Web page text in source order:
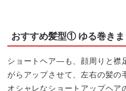
おすすめ髪型① ゆる巻き
ショートヘア―も、顔周りと襟
がらアップさせて、左右の髪の
オシャレなショートアップヘア